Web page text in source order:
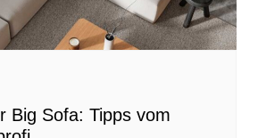
Big Sofa: Tipps vom